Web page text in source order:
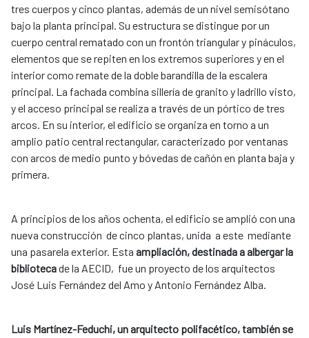
tres cuerpos y cinco plantas, además de un nivel semisótano
bajo la planta principal. Su estructura se distingue por un
cuerpo central rematado con un frontón triangular y pináculos,
elementos que se repiten en los extremos superiores y en el
interior como remate de la doble barandilla de la escalera
principal. La fachada combina sillería de granito y ladrillo visto,
y el acceso principal se realiza a través de un pórtico de tres
arcos. En su interior, el edificio se organiza en torno a un
amplio patio central rectangular, caracterizado por ventanas
con arcos de medio punto y bóvedas de cañón en planta baja y
primera.
A principios de los años ochenta, el edificio se amplió con una
nueva construcción de cinco plantas, unida a este mediante
una pasarela exterior. Esta ampliación, destinada a albergar la
bibliotecade la AECID, fue un proyecto de los arquitectos
José Luis Fernández del Amo y Antonio Fernández Alba.
Luis Martínez-Feduchi, un arquitecto polifacético, también se